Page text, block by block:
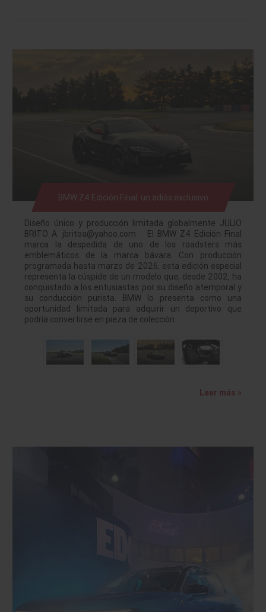
BMW Z4 Edición Final: un adiós exclusivo
Diseño único y producción limitada globalmente JULIO
BRITO A. jbritoa@yahoo.com El BMW Z4 Edición Final
marca la despedida de uno de los roadsters más
emblemáticos de la marca bávara. Con producción
programada hasta marzo de 2026, esta edición especial
representa la cúspide de un modelo que, desde 2002, ha
conquistado a los entusiastas por su diseño atemporal y
su conducción purista. BMW lo presenta como una
oportunidad limitada para adquirir un deportivo que
podría convertirse en pieza de colección.…
Leer más »